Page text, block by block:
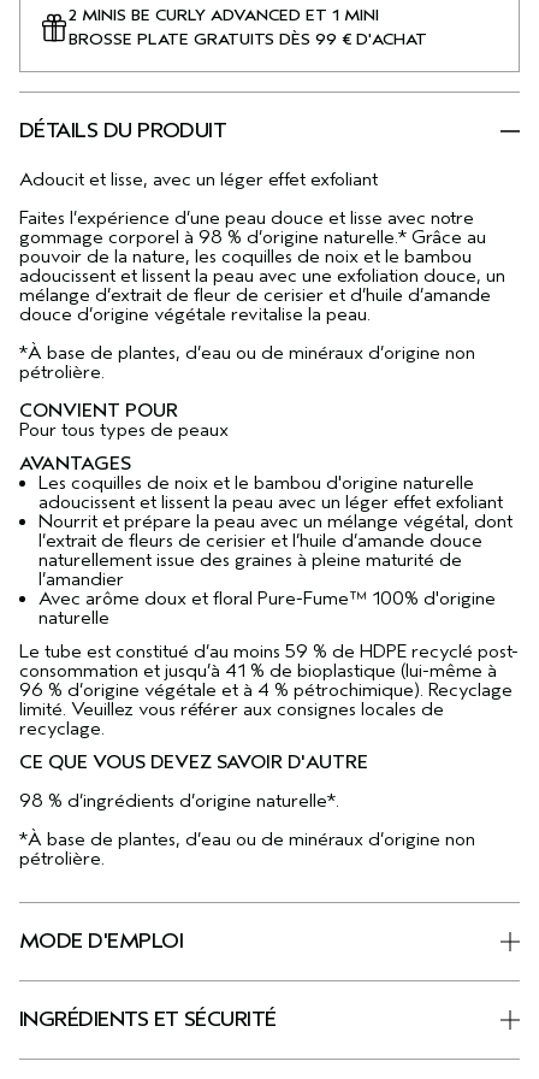
2 MINIS BE CURLY ADVANCED ET 1 MINI
BROSSE PLATE GRATUITS DÈS 99 € D'ACHAT
DÉTAILS DU PRODUIT
Adoucit et lisse, avec un léger effet exfoliant
Faites l’expérience d’une peau douce et lisse avec notre
gommage corporel à 98 % d’origine naturelle.* Grâce au
pouvoir de la nature, les coquilles de noix et le bambou
adoucissent et lissent la peau avec une exfoliation douce, un
mélange d’extrait de fleur de cerisier et d’huile d’amande
douce d’origine végétale revitalise la peau.
*À base de plantes, d’eau ou de minéraux d’origine non
pétrolière.
CONVIENT POUR
Pour tous types de peaux
AVANTAGES
Les coquilles de noix et le bambou d'origine naturelle
adoucissent et lissent la peau avec un léger effet exfoliant
Nourrit et prépare la peau avec un mélange végétal, dont
l’extrait de fleurs de cerisier et l’huile d’amande douce
naturellement issue des graines à pleine maturité de
l’amandier
Avec arôme doux et floral Pure-Fume™ 100% d'origine
naturelle
Le tube est constitué d’au moins 59 % de HDPE recyclé post-
consommation et jusqu’à 41 % de bioplastique (lui-même à
96 % d’origine végétale et à 4 % pétrochimique). Recyclage
limité. Veuillez vous référer aux consignes locales de
recyclage.
CE QUE VOUS DEVEZ SAVOIR D'AUTRE
98 % d’ingrédients d’origine naturelle*.
*À base de plantes, d’eau ou de minéraux d’origine non
pétrolière.
MODE D'EMPLOI
INGRÉDIENTS ET SÉCURITÉ